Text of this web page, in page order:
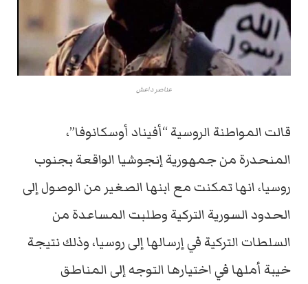
عناصر داعش
قالت المواطنة الروسية “أفيناد أوسكانوفا”،
المنحدرة من جمهورية إنجوشيا الواقعة بجنوب
روسيا، انها تمكنت مع ابنها الصغير من الوصول إلى
الحدود السورية التركية وطلبت المساعدة من
السلطات التركية في إرسالها إلى روسيا، وذلك نتيجة
خيبة أملها في اختيارها التوجه إلى المناطق